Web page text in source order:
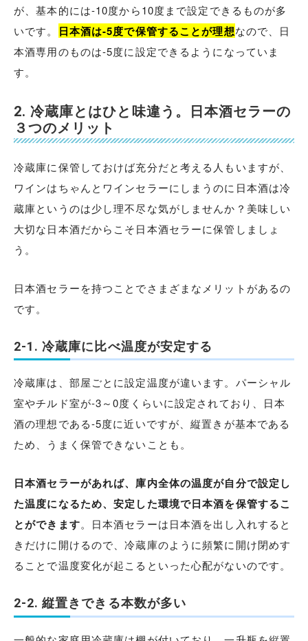
が、基本的には-10度から10度まで設定できるものが多
いです。
日本酒は-5度で保管することが理想なので、日
本酒専用のものは-5度に設定できるようになっていま
す。
2. 冷蔵庫とはひと味違う。日本酒セラーの
３つのメリット
冷蔵庫に保管しておけば充分だと考える人もいますが、
ワインはちゃんとワインセラーにしまうのに日本酒は冷
蔵庫というのは少し理不尽な気がしませんか？美味しい
大切な日本酒だからこそ日本酒セラーに保管しましょ
う。
日本酒セラーを持つことでさまざまなメリットがあるの
です。
2-1. 冷蔵庫に比べ温度が安定する
冷蔵庫は、部屋ごとに設定温度が違います。パーシャル
室やチルド室が-3～0度くらいに設定されており、日本
酒の理想である-5度に近いですが、縦置きが基本である
ため、うまく保管できないことも。
日本酒セラーがあれば、庫内全体の温度が自分で設定し
た温度になるため、安定した環境で日本酒を保管するこ
とができます。日本酒セラーは日本酒を出し入れすると
きだけに開けるので、冷蔵庫のように頻繁に開け閉めす
ることで温度変化が起こるといった心配がないのです。
2-2. 縦置きできる本数が多い